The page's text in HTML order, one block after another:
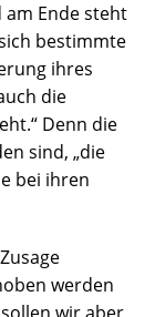
am Ende steht
bestimmte
ihres
die
Denn die
sind, „die
bei ihren
werden